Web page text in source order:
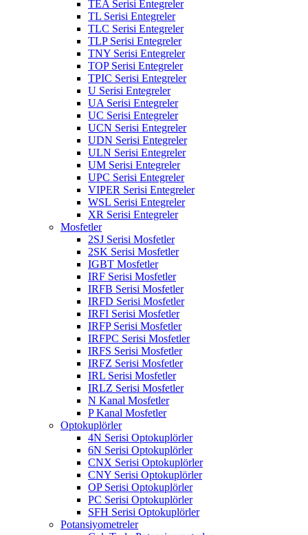
TEA Serisi Entegreler
TL Serisi Entegreler
TLC Serisi Entegreler
TLP Serisi Entegreler
TNY Serisi Entegreler
TOP Serisi Entegreler
TPIC Serisi Entegreler
U Serisi Entegreler
UA Serisi Entegreler
UC Serisi Entegreler
UCN Serisi Entegreler
UDN Serisi Entegreler
ULN Serisi Entegreler
UM Serisi Entegreler
UPC Serisi Entegreler
VIPER Serisi Entegreler
WSL Serisi Entegreler
XR Serisi Entegreler
Mosfetler
2SJ Serisi Mosfetler
2SK Serisi Mosfetler
IGBT Mosfetler
IRF Serisi Mosfetler
IRFB Serisi Mosfetler
IRFD Serisi Mosfetler
IRFI Serisi Mosfetler
IRFP Serisi Mosfetler
IRFPC Serisi Mosfetler
IRFS Serisi Mosfetler
IRFZ Serisi Mosfetler
IRL Serisi Mosfetler
IRLZ Serisi Mosfetler
N Kanal Mosfetler
P Kanal Mosfetler
Optokuplörler
4N Serisi Optokuplörler
6N Serisi Optokuplörler
CNX Serisi Optokuplörler
CNY Serisi Optokuplörler
OP Serisi Optokuplörler
PC Serisi Optokuplörler
SFH Serisi Optokuplörler
Potansiyometreler